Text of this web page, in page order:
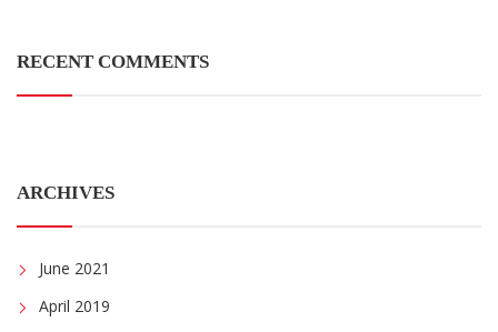
RECENT COMMENTS
ARCHIVES
June 2021
April 2019